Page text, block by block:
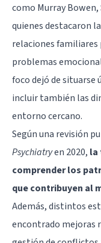
como Murray
quienes destacaron
relaciones
problemas
foco dejó de situarse
incluir también las
entorno cercano.
Según una revisión
Psychiatryen 2020, la
comprender los
que contribuyen al
Además, distintos
encontrado mejoras